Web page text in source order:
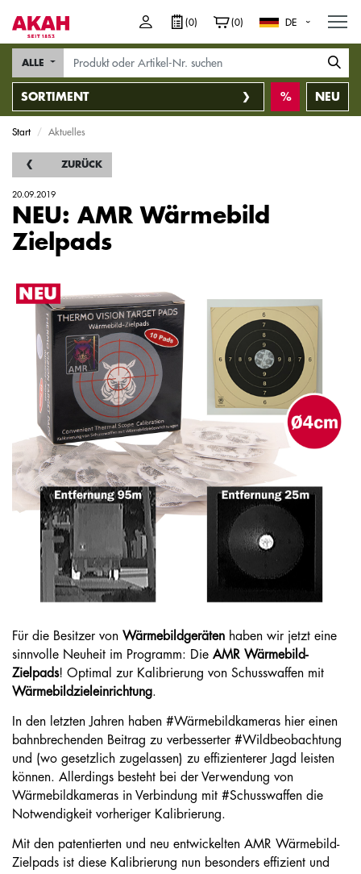
(0) (0) DE
SORTIMENT
ALLE
NEU
Start Aktuelles
ZURÜCK
20.09.2019
NEU: AMR Wärmebild
Zielpads
Für die Besitzer von Wärmebildgeräten haben wir jetzt eine
sinnvolle Neuheit im Programm: Die AMR Wärmebild-
Zielpads! Optimal zur Kalibrierung von Schusswaffen mit
Wärmebildzieleinrichtung.
In den letzten Jahren haben #Wärmebildkameras hier einen
bahnbrechenden Beitrag zu verbesserter #Wildbeobachtung
und (wo gesetzlich zugelassen) zu effizienterer Jagd leisten
können. Allerdings besteht bei der Verwendung von
Wärmebildkameras in Verbindung mit #Schusswaffen die
Notwendigkeit vorheriger Kalibrierung.
Mit den patentierten und neu entwickelten AMR ­Wärmebild-
Zielpads ist diese Kalibrierung nun besonders effizient und